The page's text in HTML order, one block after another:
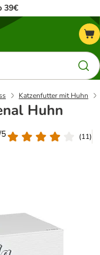
39€
Katzenfutter mit Huhn
Huhn
(11)